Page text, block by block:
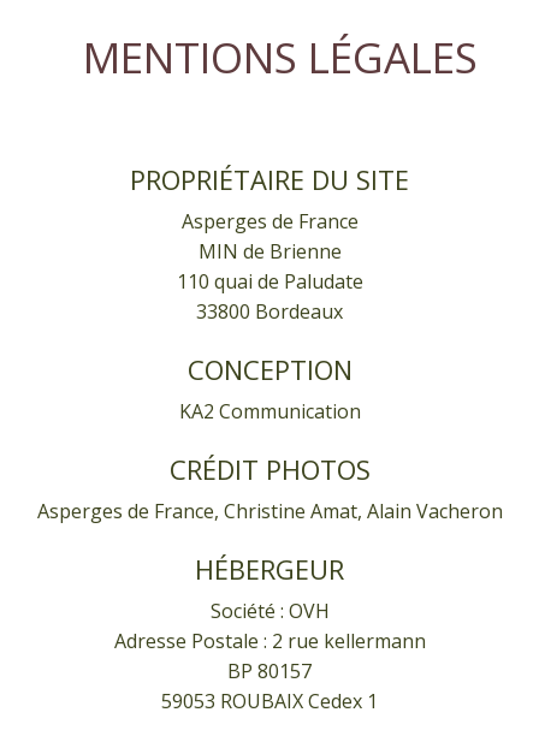
MENTIONS LÉGALES
PROPRIÉTAIRE DU SITE
Asperges de France
MIN de Brienne
110 quai de Paludate
33800 Bordeaux
CONCEPTION
KA2 Communication
CRÉDIT PHOTOS
Asperges de France, Christine Amat, Alain Vacheron
HÉBERGEUR
Société : OVH
Adresse Postale : 2 rue kellermann
BP 80157
59053 ROUBAIX Cedex 1